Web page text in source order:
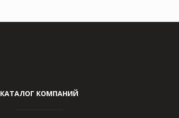
КАТАЛОГ КОМПАНИЙ